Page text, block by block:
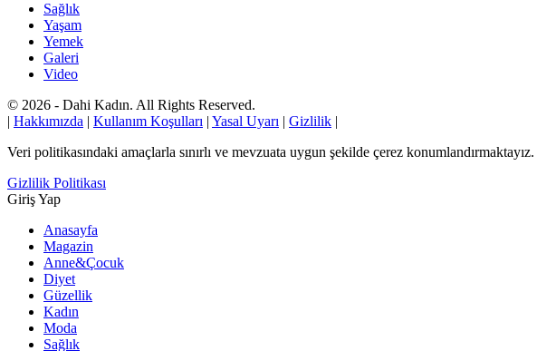
Sağlık
Yaşam
Yemek
Galeri
Video
© 2026 - Dahi Kadın. All Rights Reserved.
| Hakkımızda | Kullanım Koşulları | Yasal Uyarı | Gizlilik |
Veri politikasındaki amaçlarla sınırlı ve mevzuata uygun şekilde çerez konumlandırmaktayız.
Gizlilik Politikası
Giriş Yap
Anasayfa
Magazin
Anne&Çocuk
Diyet
Güzellik
Kadın
Moda
Sağlık